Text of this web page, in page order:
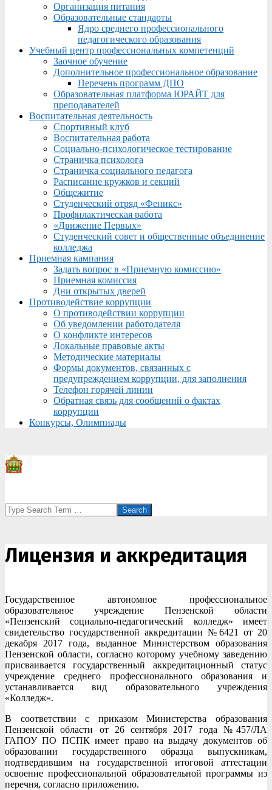
Организация питания
Образовательные стандарты
Ядро среднего профессионального
педагогического образования
Учебный центр профессиональных компетенций
Заочное обучение
Дополнительное профессиональное образование
Перечень программ ДПО
Образовательная платформа ЮРАЙТ для
преподавателей
Воспитательная деятельность
Спортивный клуб
Воспитательная работа
Социально-психологическое тестирование
Страничка психолога
Страничка социального педагога
Расписание кружков и секций
Общежитие
Студенческий отряд «Феникс»
Профилактическая работа
«Движение Первых»
Студенческий совет и общественные объединение
колледжа
Приемная кампания
Задать вопрос в «Приемную комиссию»
Приемная комиссия
Дни открытых дверей
Противодействие коррупции
О противодействии коррупции
Об уведомлении работодателя
О конфликте интересов
Локальные правовые акты
Методические материалы
Формы документов, связанных с
предупреждением коррупции, для заполнения
Телефон горячей линии
Обратная связь для сообщений о фактах
коррупции
Конкурсы, Олимпиады
Search
Лицензия и аккредитация
Государственное автономное профессиональное
образовательное учреждение Пензенской области
«Пензенский социально-педагогический колледж» имеет
свидетельство государственной аккредитации №6421 от 20
декабря 2017 года, выданное Министерством образования
Пензенской области, согласно которому учебному заведению
присваивается государственный аккредитационный статус
учреждение среднего профессионального образования и
устанавливается вид образовательного учреждения
«Колледж».
В соответствии с приказом Министерства образования
Пензенской области от 26 сентября 2017 года №457/ЛА
ГАПОУ ПО ПСПК имеет право на выдачу документов об
образовании государственного образца выпускникам,
подтвердившим на государственной итоговой аттестации
освоение профессиональной образовательной программы из
перечня, согласно приложению.